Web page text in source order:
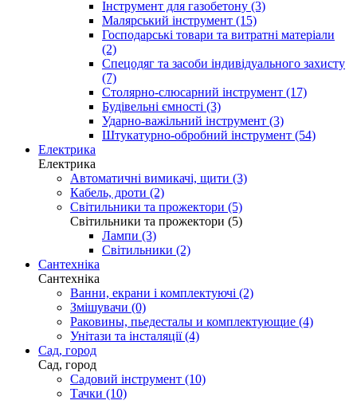
Інструмент для газобетону (3)
Малярський інструмент (15)
Господарські товари та витратні матеріали
(2)
Спецодяг та засоби індивідуального захисту
(7)
Столярно-слюсарний інструмент (17)
Будівельні ємності (3)
Ударно-важільний інструмент (3)
Штукатурно-обробний інструмент (54)
Електрика
Електрика
Автоматичні вимикачі, щити (3)
Кабель, дроти (2)
Світильники та прожектори (5)
Світильники та прожектори (5)
Лампи (3)
Світильники (2)
Сантехніка
Сантехніка
Ванни, екрани і комплектуючі (2)
Змішувачи (0)
Раковины, пьедесталы и комплектующие (4)
Унітази та інсталяції (4)
Сад, город
Сад, город
Садовий інструмент (10)
Тачки (10)